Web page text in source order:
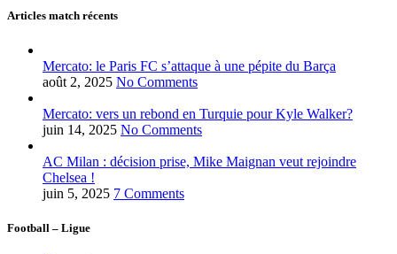
Articles match récents
Mercato: le Paris FC s’attaque à une pépite du Barça
août 2, 2025 No Comments
Mercato: vers un rebond en Turquie pour Kyle Walker?
juin 14, 2025 No Comments
AC Milan : décision prise, Mike Maignan veut rejoindre
Chelsea !
juin 5, 2025 7 Comments
Football – Ligue